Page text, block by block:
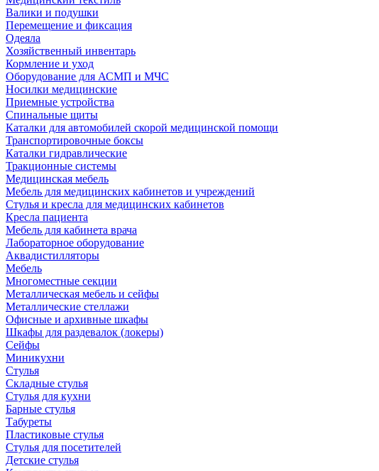
Валики и подушки
Перемещение и фиксация
Одеяла
Хозяйственный инвентарь
Кормление и уход
Оборудование для АСМП и МЧС
Носилки медицинские
Приемные устройства
Спинальные щиты
Каталки для автомобилей скорой медицинской помощи
Транспортировочные боксы
Каталки гидравлические
Тракционные системы
Медицинская мебель
Мебель для медицинских кабинетов и учреждений
Стулья и кресла для медицинских кабинетов
Кресла пациента
Мебель для кабинета врача
Лабораторное оборудование
Аквадистилляторы
Мебель
Многоместные секции
Металлическая мебель и сейфы
Металлические стеллажи
Офисные и архивные шкафы
Шкафы для раздевалок (локеры)
Сейфы
Миникухни
Стулья
Складные стулья
Стулья для кухни
Барные стулья
Табуреты
Пластиковые стулья
Стулья для посетителей
Детские стулья